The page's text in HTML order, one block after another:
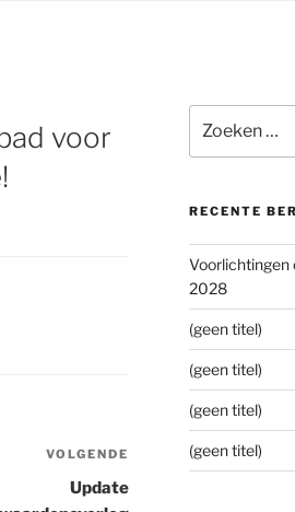
voor
Volgend
VOLGENDE
Update
naar:
RECENTE
Voorlichtingen
2028
(geen titel)
(geen titel)
(geen titel)
(geen titel)